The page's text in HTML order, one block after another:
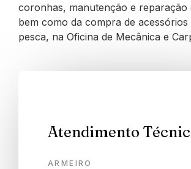
coronhas, manutenção e reparação
bem como da compra de acessórios
pesca, na Oficina de Mecânica e
Atendimento
ARMEIRO